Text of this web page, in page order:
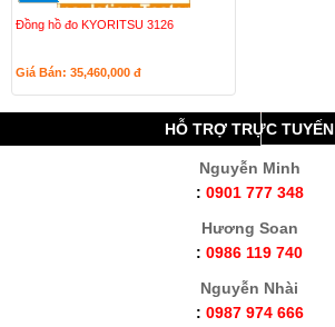
Đồng hồ đo KYORITSU 3126
Giá Bán: 35,460,000 đ
HỖ TRỢ TRỰC TUYẾN
Nguyễn Minh
: 0901 777 348
Hương Soan
: 0986 119 740
Nguyễn Nhài
: 0987 974 666